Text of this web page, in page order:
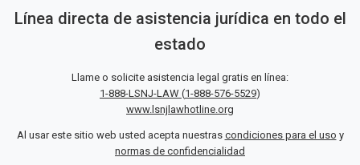
Línea directa de asistencia jurídica en todo el
estado
Llame o solicite asistencia legal gratis en línea:
1-888-LSNJ-LAW (1-888-576-5529)
www.lsnjlawhotline.org
Al usar este sitio web usted acepta nuestras condiciones para el uso y
normas de confidencialidad